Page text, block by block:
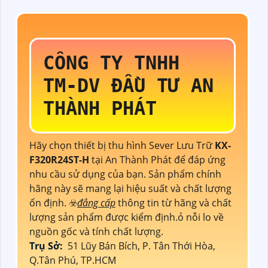
CÔNG TY TNHH
TM-DV ĐẦU TƯ AN
THÀNH PHÁT
Hãy chọn thiết bị thu hình Sever Lưu Trữ KX-
F320R24ST-H tại An Thành Phát để đáp ứng
nhu cầu sử dụng của bạn. Sản phẩm chính
hãng này sẽ mang lại hiệu suất và chất lượng
ổn định. ☣️đẳng cấpthông tin từ hãng và chất
lượng sản phẩm được kiểm định.ỏ nỗi lo về
nguồn gốc và tính chất lượng.
Trụ Sở: 51 Lũy Bán Bích, P. Tân Thới Hòa,
Q.Tân Phú, TP.HCM